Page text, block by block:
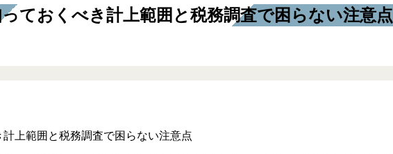
ておくべき計上範囲と税務調査で困らない注意点